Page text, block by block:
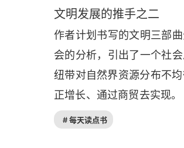
年级的家伙干架，高年级
的一出去，拿破仑就冲上
到底打算怎么样？拿破仑
am sorry 。拿破仑就说，
的行动与思想。《商贸》
细品读这份《文明三部曲》
文明发展的推手之二
作者计划书写的文明三部
会的分析，引出了一个社
纽带对自然界资源分布不
正增长、通过商贸去实现。
# 每天读点书